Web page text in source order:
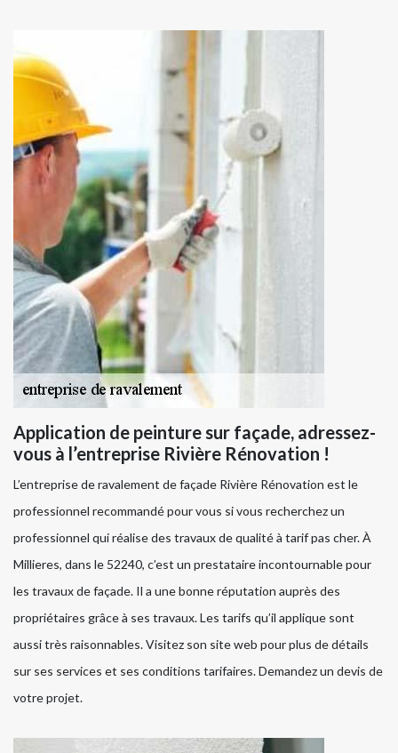
Application de peinture sur façade, adressez-
vous à l’entreprise Rivière Rénovation !
L’entreprise de ravalement de façade Rivière Rénovation est le
professionnel recommandé pour vous si vous recherchez un
professionnel qui réalise des travaux de qualité à tarif pas cher. À
Millieres, dans le 52240, c’est un prestataire incontournable pour
les travaux de façade. Il a une bonne réputation auprès des
propriétaires grâce à ses travaux. Les tarifs qu’il applique sont
aussi très raisonnables. Visitez son site web pour plus de détails
sur ses services et ses conditions tarifaires. Demandez un devis de
votre projet.